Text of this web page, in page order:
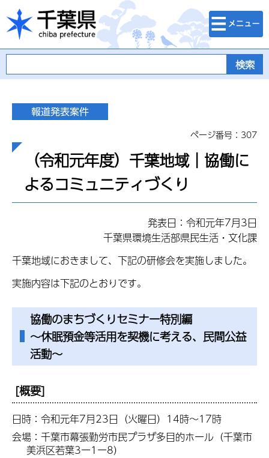
千葉県
検索・メニュ
ー
ページ番号：307
（令和元年度）千葉地域｜協働に
よるコミュニティづくり
発表日：令和元年7月3日
千葉県環境生活部県民生活・文化課
千葉地域におきまして、下記の研修会を実施しました。
実施内容は下記のとおりです。
協働のまちづくりセミナー特別編
～休眠預金等活用を契機に考える、民間公益
活動～
[概要]
日時：令和元年7月23日（火曜日）14時～17時
会場：千葉市幕張勤労市民プラザ多目的ホール（千葉市
美浜区若葉3ー1ー8）